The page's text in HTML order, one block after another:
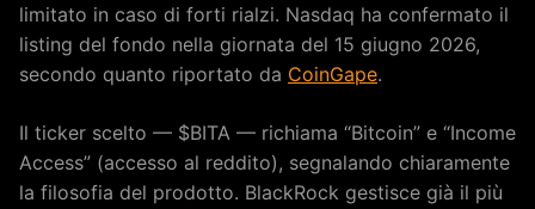
limitato in caso di forti rialzi. Nasdaq ha confermato il
listing del fondo nella giornata del 15 giugno 2026,
secondo quanto riportato da CoinGape.
Il ticker scelto — $BITA — richiama “Bitcoin” e “Income
Access” (accesso al reddito), segnalando chiaramente
la filosofia del prodotto. BlackRock gestisce già il più